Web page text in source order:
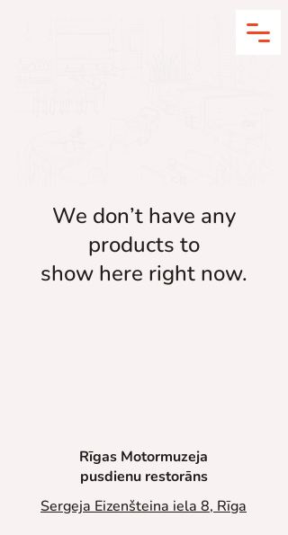
We don’t have any
products to
show here right now.
Rīgas Motormuzeja
pusdienu restorāns
Sergeja Eizenšteina iela 8, Rīga